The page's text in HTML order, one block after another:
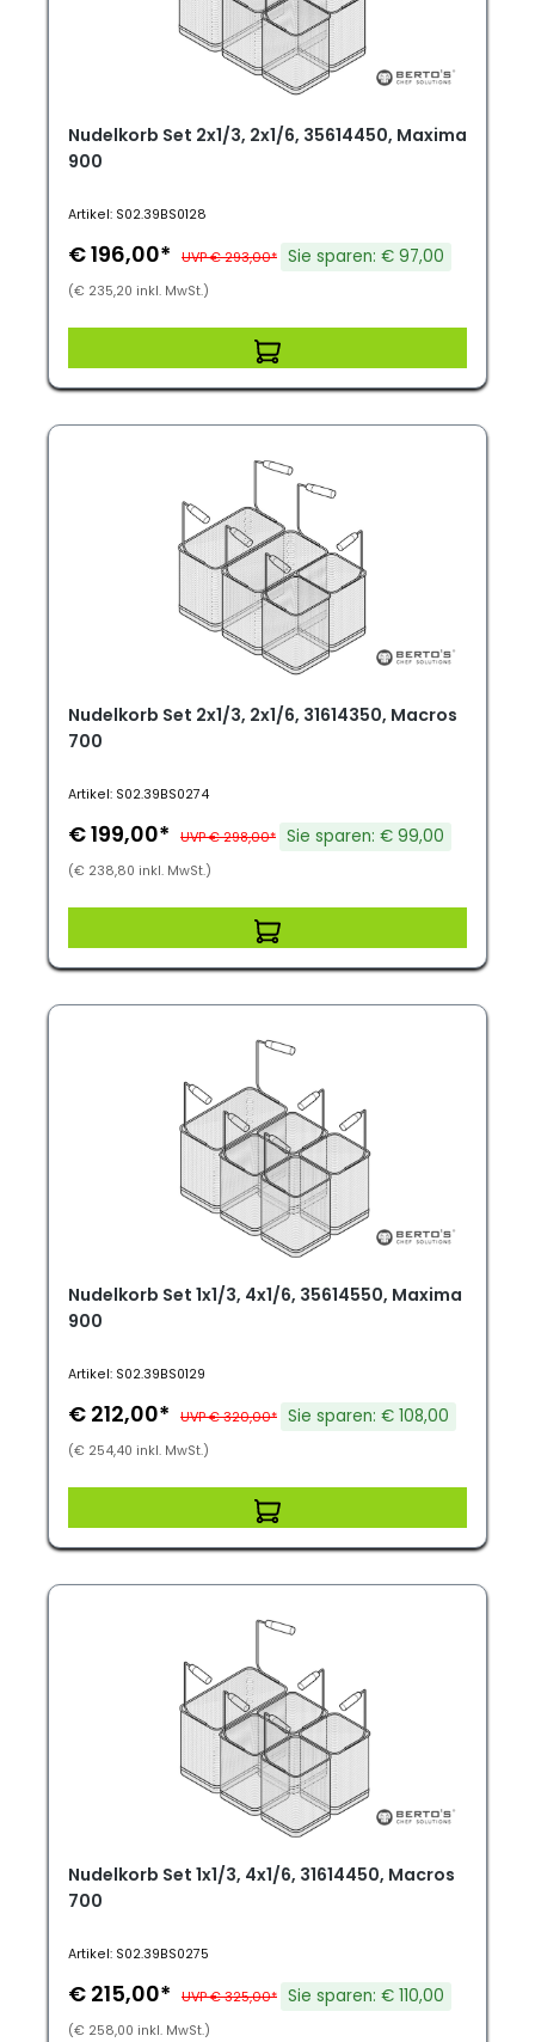
Nudelkorb Set 2x1/3, 2x1/6, 35614450, Maxima
900
Artikel: S02.39BS0128
€ 196,00* UVP € 293,00* Sie sparen: € 97,00
(€ 235,20 inkl. MwSt.)
Nudelkorb Set 2x1/3, 2x1/6, 31614350, Macros
700
Artikel: S02.39BS0274
€ 199,00* UVP € 298,00* Sie sparen: € 99,00
(€ 238,80 inkl. MwSt.)
Nudelkorb Set 1x1/3, 4x1/6, 35614550, Maxima
900
Artikel: S02.39BS0129
€ 212,00* UVP € 320,00* Sie sparen: € 108,00
(€ 254,40 inkl. MwSt.)
Nudelkorb Set 1x1/3, 4x1/6, 31614450, Macros
700
Artikel: S02.39BS0275
€ 215,00* UVP € 325,00* Sie sparen: € 110,00
(€ 258,00 inkl. MwSt.)